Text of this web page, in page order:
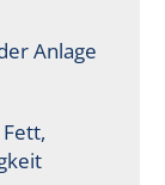
Anlage